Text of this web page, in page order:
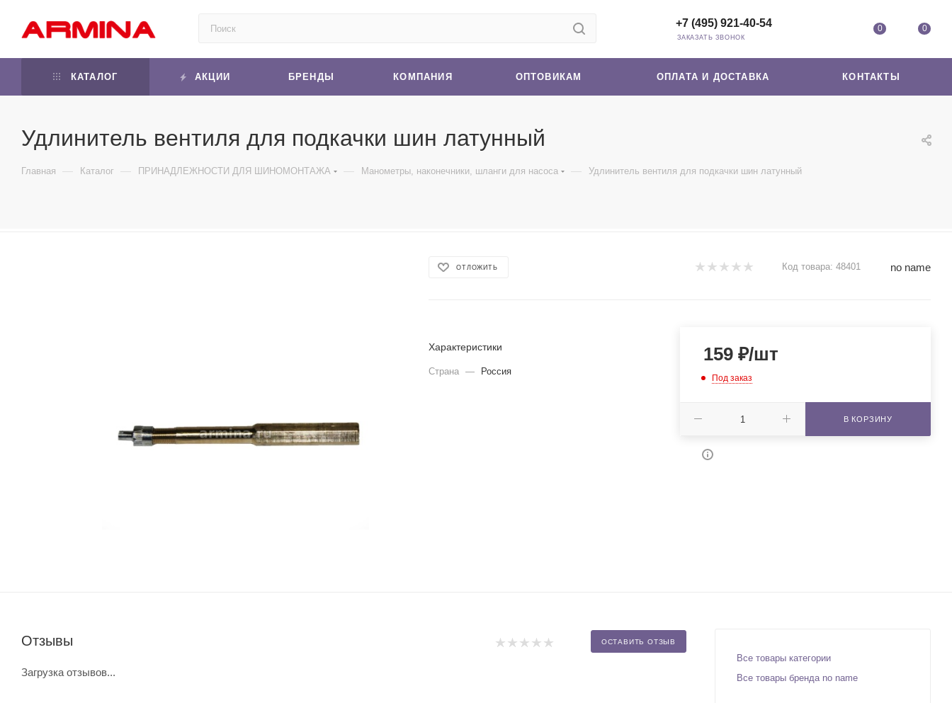
0 0
+7 (495) 921-40-54
ЗАКАЗАТЬ ЗВОНОК
КАТАЛОГ АКЦИИ БРЕНДЫ КОМПАНИЯ ОПТОВИКАМ ОПЛАТА И ДОСТАВКА КОНТАКТЫ
Удлинитель вентиля для подкачки шин латунный
Главная — Каталог — ПРИНАДЛЕЖНОСТИ ДЛЯ ШИНОМОНТАЖА — Манометры, наконечники, шланги для насоса — Удлинитель вентиля для подкачки шин латунный
ОТЛОЖИТЬ Код товара: 48401 no name
Характеристики
Страна — Россия
159₽/шт
Под заказ
В КОРЗИНУ
Отзывы ОСТАВИТЬ ОТЗЫВ
Загрузка отзывов...
Все товары категории
Все товары бренда no name